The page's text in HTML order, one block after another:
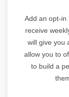
Add an opt-in
receive
will give you
allow you to
to build a